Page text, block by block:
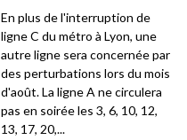
En plus de l'interruption de
ligne C du métro à Lyon, une
autre ligne sera concernée par
des perturbations lors du mois
d'août. La ligne A ne circulera
pas en soirée les 3, 6, 10, 12,
13, 17, 20,...